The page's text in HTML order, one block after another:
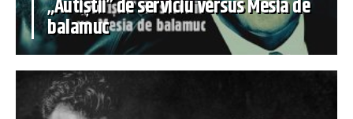
„Autiștii” de serviciu versus Mesia de
balamuc